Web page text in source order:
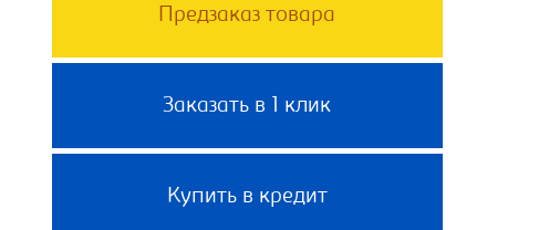
Предзаказ товара
Заказать в 1 клик
Купить в кредит